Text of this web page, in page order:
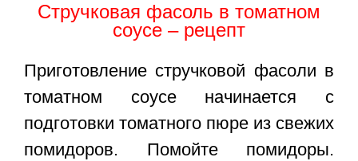
Стручковая фасоль в томатном
соусе – рецепт
Приготовление стручковой фасоли в
томатном соусе начинается с
подготовки томатного пюре из свежих
помидоров. Помойте помидоры.